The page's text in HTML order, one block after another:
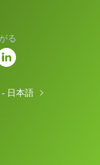
る
- 日本語